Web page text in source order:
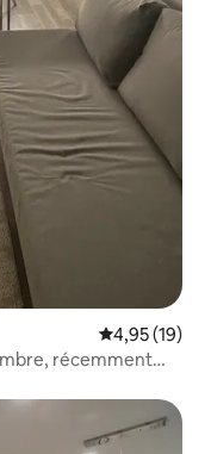
Évaluation
4,95 (19)
récemment